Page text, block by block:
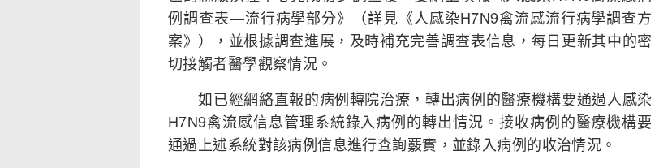
例調查表—流行病學部分》（詳見《人感染H7N9禽流感流行病學調查方
案》），並根據調查進展，及時補充完善調查表信息，每日更新其中的密
切接觸者醫學觀察情況。
如已經網絡直報的病例轉院治療，轉出病例的醫療機構要通過人感染
H7N9禽流感信息管理系統錄入病例的轉出情況。接收病例的醫療機構要
通過上述系統對該病例信息進行查詢覈實，並錄入病例的收治情況。